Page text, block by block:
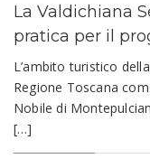
La Valdichiana
pratica per il
L’ambito turistico
Regione Toscana
Nobile di
[…]